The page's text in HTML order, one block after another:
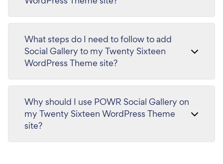
What steps do I need to follow to add
Social Gallery to my Twenty Sixteen
WordPress Theme site?
Why should I use POWR Social Gallery on
my Twenty Sixteen WordPress Theme
site?